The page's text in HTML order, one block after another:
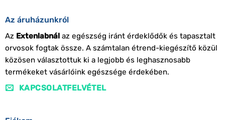
Az áruházunkról
Az Extenlabnálaz egészség iránt érdeklődők és tapasztalt
orvosok fogtak össze. A számtalan étrend-kiegészítő közül
közösen választottuk ki a legjobb és leghasznosabb
termékeket vásárlóink egészsége érdekében.
KAPCSOLATFELVÉTEL